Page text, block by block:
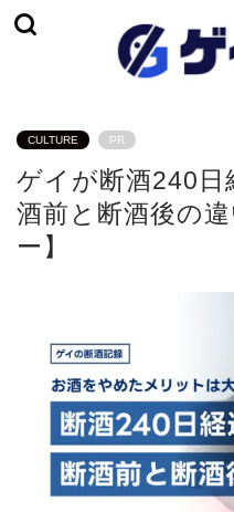
CULTURE PR
ゲイが断酒240
酒前と断酒後の
ー】